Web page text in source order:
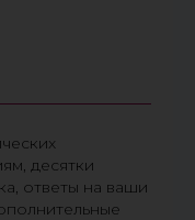
десятки
ответы на ваши